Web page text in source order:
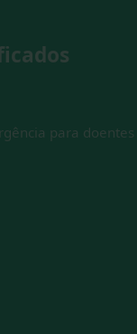
para doentes